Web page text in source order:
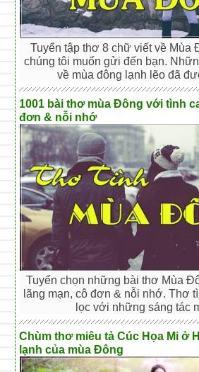
Tuyển tập thơ 8 chữ viết về Mùa
chúng tôi muốn gửi đến bạn.
về mùa đông lạnh lẽo đã
1001 bài thơ mùa Đông với tình
đơn & nỗi nhớ
Tuyển chọn những bài thơ Mùa
lãng mạn, cô đơn & nỗi nhớ. Thơ
lọc với những sáng tác
Chùm thơ miêu tả Cúc Họa Mi ở
lạnh của mùa Đông